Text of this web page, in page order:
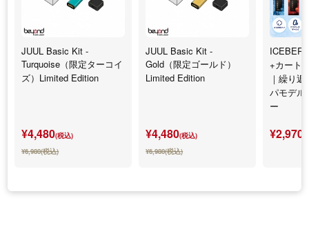
JUUL Basic Kit -
Turquoise（限定ターコイ
ズ）Limited Edition
¥4,480(税込)
¥6,980(税込)
JUUL Basic Kit -
Gold（限定ゴールド）
Limited Edition
¥4,480(税込)
¥6,980(税込)
+カート
｜繰り
パモデル
ー
¥2,970